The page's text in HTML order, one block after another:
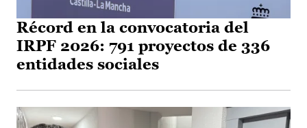
Récord en la convocatoria del
IRPF 2026: 791 proyectos de 336
entidades sociales